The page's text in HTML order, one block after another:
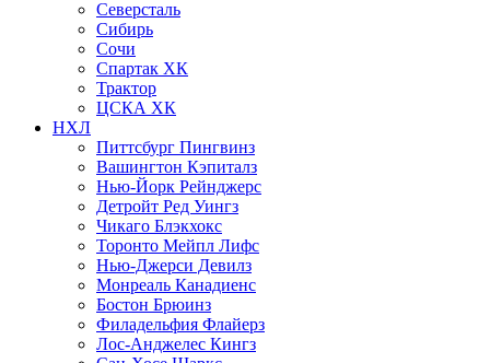
Северсталь
Сибирь
Сочи
Спартак ХК
Трактор
ЦСКА ХК
НХЛ
Питтсбург Пингвинз
Вашингтон Кэпиталз
Нью-Йорк Рейнджерс
Детройт Ред Уингз
Чикаго Блэкхокс
Торонто Мейпл Лифс
Нью-Джерси Девилз
Монреаль Канадиенс
Бостон Брюинз
Филадельфия Флайерз
Лос-Анджелес Кингз